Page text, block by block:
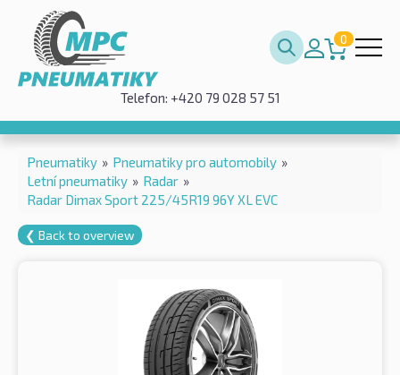
0
Telefon: +420 79 028 57 51
Pneumatiky » Pneumatiky pro automobily »
Letní pneumatiky » Radar »
Radar Dimax Sport 225/45R19 96Y XL EVC
❮ Back to overview